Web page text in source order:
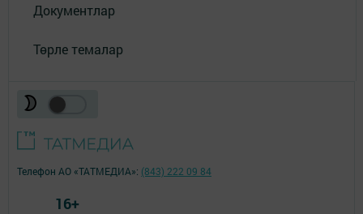
Документлар
Төрле темалар
Телефон АО «ТАТМЕДИА»: (843) 222 09 84
16+